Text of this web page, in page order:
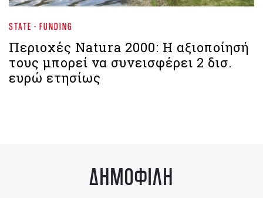
STATE - FUNDING
Περιοχές Natura 2000: H αξιοποίησή
τους μπορεί να συνεισφέρει 2 δισ.
ευρώ ετησίως
ΔΗΜΟΦΙΛΗ